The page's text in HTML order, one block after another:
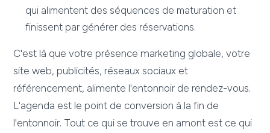
qui alimentent des séquences de maturation et
finissent par générer des réservations.
C'est là que votre présence marketing globale, votre
site web, publicités, réseaux sociaux et
référencement, alimente l'entonnoir de rendez-vous.
L'agenda est le point de conversion à la fin de
l'entonnoir. Tout ce qui se trouve en amont est ce qui